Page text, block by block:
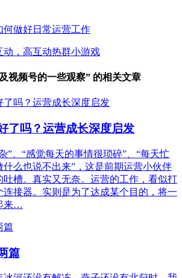
何做好日常运营工作
动，高互动热群小游戏
视频号的一些观察” 的相关文章
了吗？运营成长深度启发
”、“感觉每天的事情很琐碎”、“每天忙
什么也说不出来”，这是前期运营小伙伴
吐槽。真实又无奈。运营的工作，看似打
接器。实则是为了达成某个目的，将一
来…
篇